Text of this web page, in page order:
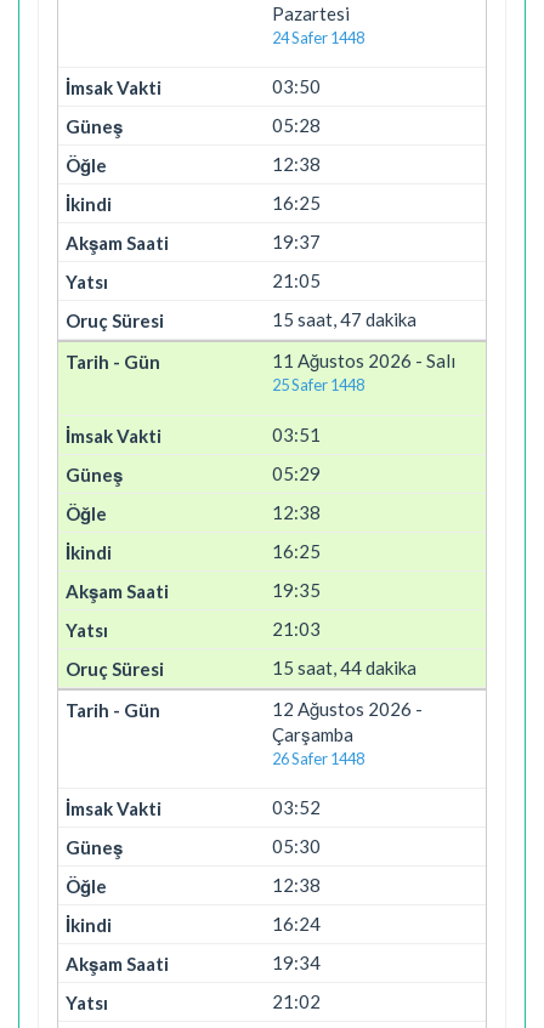
Pazartesi
24 Safer 1448
03:50
05:28
12:38
16:25
19:37
21:05
15 saat, 47 dakika
11 Ağustos 2026 - Salı
25 Safer 1448
03:51
05:29
12:38
16:25
19:35
21:03
15 saat, 44 dakika
12 Ağustos 2026 -
Çarşamba
26 Safer 1448
03:52
05:30
12:38
16:24
19:34
21:02